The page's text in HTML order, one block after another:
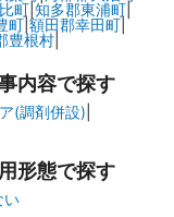
町| 知多郡東浦町|
町| 額田郡幸田町|
豊根村|
内容で探す
(調剤併設)
形態で探す
い